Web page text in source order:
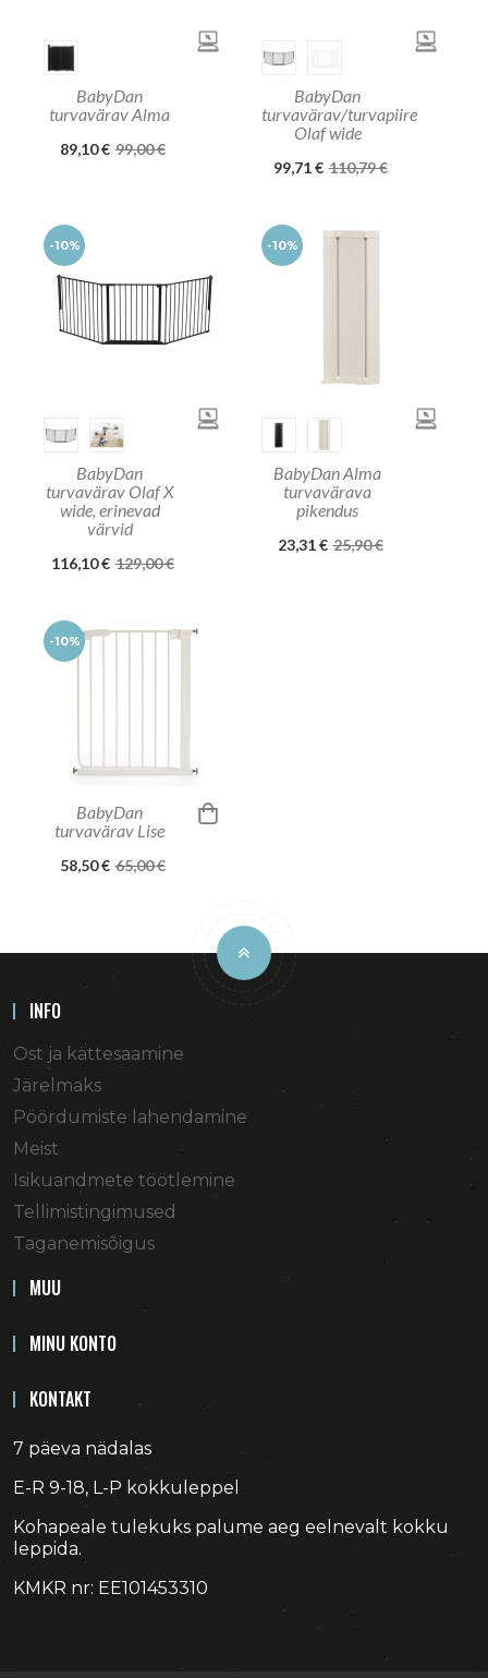
BabyDan
turvavärav Alma
89,10 € 99,00 €
BabyDan
turvavärav/turvapiire
Olaf wide
99,71 € 110,79 €
-10%
BabyDan
turvavärav Olaf X
wide, erinevad
värvid
116,10 € 129,00 €
-10%
BabyDan Alma
turvavärava
pikendus
23,31 € 25,90 €
-10%
BabyDan
turvavärav Lise
58,50 € 65,00 €
INFO
Ost ja kättesaamine
Järelmaks
Pöördumiste lahendamine
Meist
Isikuandmete töötlemine
Tellimistingimused
Taganemisõigus
MUU
MINU KONTO
KONTAKT
7 päeva nädalas
E-R 9-18, L-P kokkuleppel
Kohapeale tulekuks palume aeg eelnevalt kokku
leppida.
KMKR nr: EE101453310